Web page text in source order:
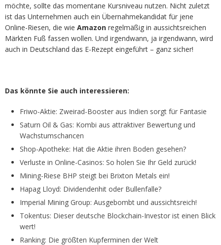
möchte, sollte das momentane Kursniveau nutzen. Nicht zuletzt
ist das Unternehmen auch ein Übernahmekandidat für jene
Online-Riesen, die wie Amazon regelmäßig in aussichtsreichen
Märkten Fuß fassen wollen. Und irgendwann, ja irgendwann, wird
auch in Deutschland das E-Rezept eingeführt – ganz sicher!
Das könnte Sie auch interessieren:
Friwo-Aktie: Zweirad-Booster aus Indien sorgt für Fantasie
Saturn Oil & Gas: Kombi aus attraktiver Bewertung und
Wachstumschancen
Shop-Apotheke: Hat die Aktie ihren Boden gesehen?
Verluste in Online-Casinos: So holen Sie Ihr Geld zurück!
Mining-Riese BHP steigt bei Brixton Metals ein!
Hapag Lloyd: Dividendenhit oder Bullenfalle?
Imperial Mining Group: Ausgebombt und aussichtsreich!
Tokentus: Dieser deutsche Blockchain-Investor ist einen Blick
wert!
Ranking: Die größten Kupferminen der Welt